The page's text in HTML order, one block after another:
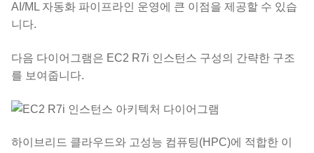
AI/ML 자동화 파이프라인 운영에 큰 이점을 제공할 수 있습
니다.
다음 다이어그램은 EC2 R7i 인스턴스 구성의 간략한 구조
를 보여줍니다.
하이브리드 클라우드와 고성능 컴퓨팅(HPC)에 적합한 이